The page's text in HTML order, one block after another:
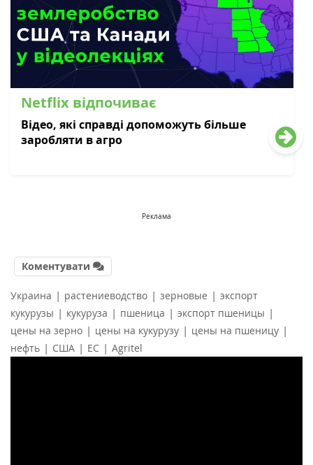
Netflix відпочиває
Відео, які справді допоможуть більше
заробляти в агро
Реклама
Коментувати
Украина | растениеводство | зерновые | экспорт
кукурузы | кукуруза | пшеница | экспорт пшеницы |
цены на зерно | цены на кукурузу | цены на пшеницу |
нефть | США | ЕС | Agritel